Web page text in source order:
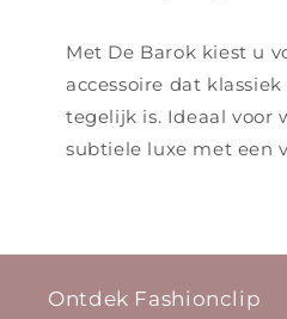
Met De Barok kiest u
accessoire dat
tegelijk is. Ideaal voor
subtiele luxe met een
Ontdek Fashionclip